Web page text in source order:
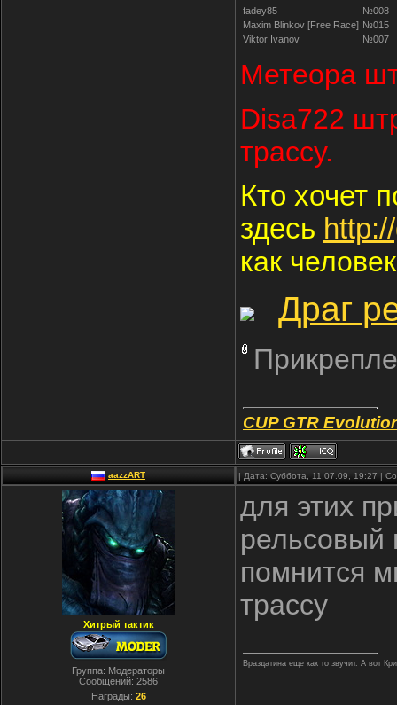
fadey85
№008
Maxim Blinkov [Free Race] №015
Viktor Ivanov
№007
Метеора
Disa722
трассу.
Кто хочет
здесь
как
Драг
CUP GTR
aazzART | Дата: Суббота, 11.07.09, 19:27 |
Хитрый тактик
Группа: Модераторы
Сообщений: 2586
Награды: 26
для этих
рельсовый
помнится
трассу
Враздатина еще как то звучит. А вот